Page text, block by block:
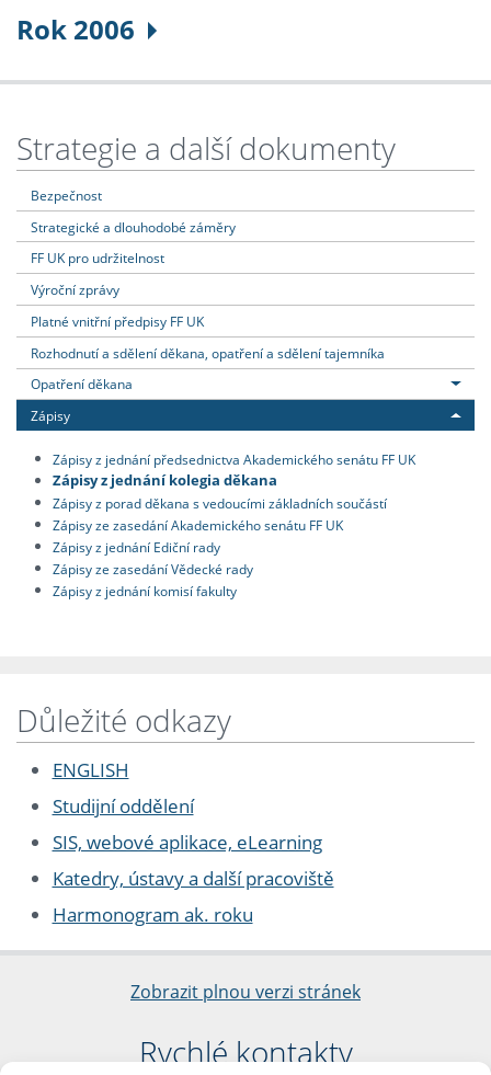
Rok 2006
Strategie a další dokumenty
Bezpečnost
Strategické a dlouhodobé záměry
FF UK pro udržitelnost
Výroční zprávy
Platné vnitřní předpisy FF UK
Rozhodnutí a sdělení děkana, opatření a sdělení tajemníka
Opatření děkana
Zápisy
Zápisy z jednání předsednictva Akademického senátu FF UK
Zápisy z jednání kolegia děkana
Zápisy z porad děkana s vedoucími základních součástí
Zápisy ze zasedání Akademického senátu FF UK
Zápisy z jednání Ediční rady
Zápisy ze zasedání Vědecké rady
Zápisy z jednání komisí fakulty
Důležité odkazy
ENGLISH
Studijní oddělení
SIS, webové aplikace, eLearning
Katedry, ústavy a další pracoviště
Harmonogram ak. roku
Zobrazit plnou verzi stránek
Rychlé kontakty